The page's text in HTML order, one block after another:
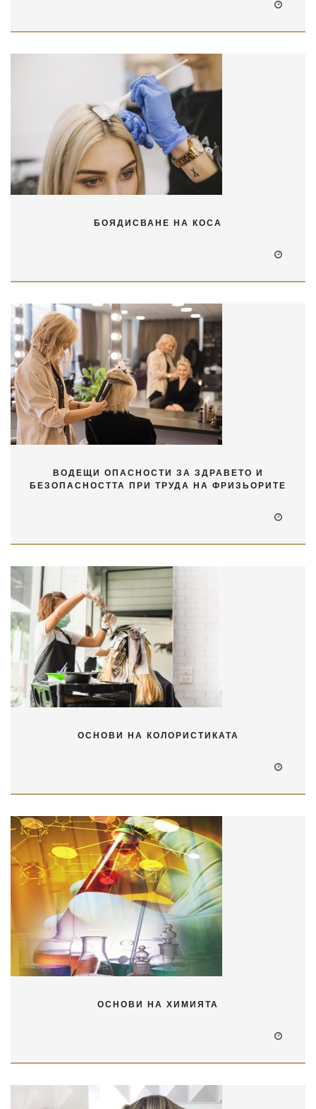
БОЯДИСВАНЕ НА КОСА
ВОДЕЩИ ОПАСНОСТИ ЗА ЗДРАВЕТО И
БЕЗОПАСНОСТТА ПРИ ТРУДА НА ФРИЗЬОРИТЕ
ОСНОВИ НА КОЛОРИСТИКАТА
ОСНОВИ НА ХИМИЯТА